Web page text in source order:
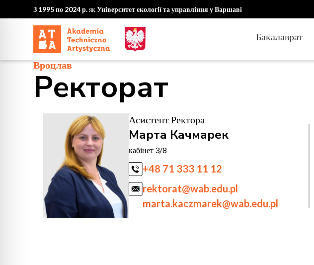
З 1995 по 2024 р.якУніверситет екології та управління у Варшаві
Бакалаврат
Вроцлав
Ректорат
Асистент Ректора
Марта Качмарек
кабінет 3/8
+48 71 333 11 12
rektorat@wab.edu.pl
marta.kaczmarek@wab.edu.pl